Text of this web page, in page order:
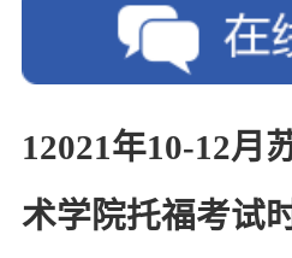
12021年10-12月
术学院托福考试